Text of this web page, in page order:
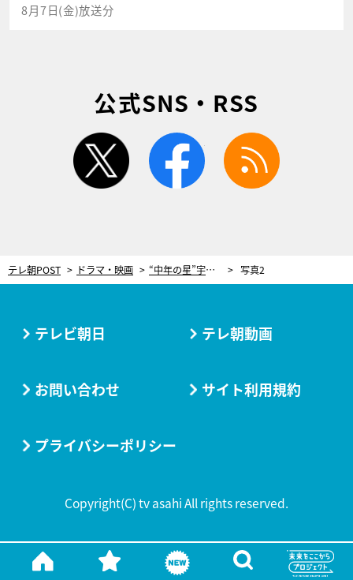
8月7日(金)放送分
公式SNS・RSS
twitter facebook
テレ朝POST ドラマ・映画 “中年の星”宇佐美（内野聖陽）にパワハラ疑惑!? 教官の危機に学生たちは…＜PJ ～航空救難団～＞ 写真2
テレビ朝日 テレ朝動画
お問い合わせ サイト利用規約
プライバシーポリシー
Copyright(C) tv asahi All rights reserved.